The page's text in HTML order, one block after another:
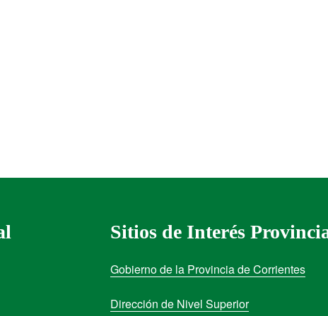
Sitios de Interés
Gobierno de la Provincia de Corrientes
Dirección de Nivel Superior